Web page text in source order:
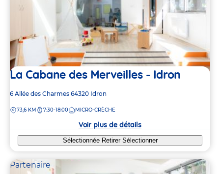
La Cabane des Merveilles - Idron
Adresse
la
6 Allée des Charmes 64320 Idron
DISTANCE
73,6 KM 7:30-18:00 MICRO-CRÈCHE
Voir plus de détails
Sélectionnée Retirer Sélectionner
Partenaire